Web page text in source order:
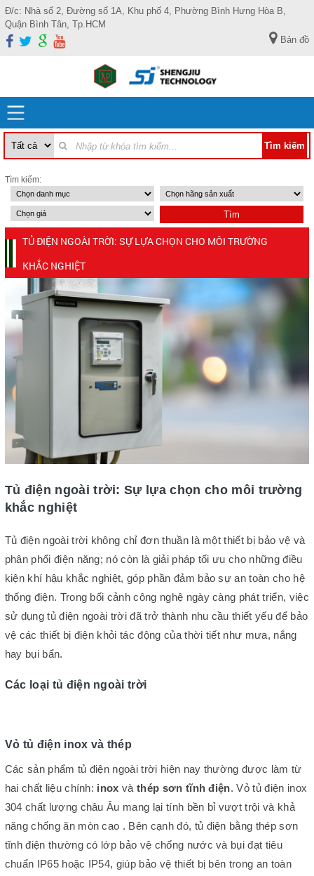
Đ/c: Nhà số 2, Đường số 1A, Khu phố 4, Phường Bình Hưng Hòa B,
Quận Bình Tân, Tp.HCM
Bản đồ
Tìm kiếm:
TỦ ĐIỆN NGOÀI TRỜI: SỰ LỰA CHỌN CHO MÔI TRƯỜNG
KHẮC NGHIỆT
Tủ điện ngoài trời: Sự lựa chọn cho môi trường
khắc nghiệt
Tủ điện ngoài trời không chỉ đơn thuần là một thiết bị bảo vệ và
phân phối điện năng; nó còn là giải pháp tối ưu cho những điều
kiện khí hậu khắc nghiệt, góp phần đảm bảo sự an toàn cho hệ
thống điện. Trong bối cảnh công nghệ ngày càng phát triển, việc
sử dụng tủ điện ngoài trời đã trở thành nhu cầu thiết yếu để bảo
vệ các thiết bị điện khỏi tác động của thời tiết như mưa, nắng
hay bụi bẩn.
Các loại tủ điện ngoài trời
Vỏ tủ điện inox và thép
Các sản phẩm tủ điện ngoài trời hiện nay thường được làm từ
hai chất liệu chính: inox vàthép sơn tĩnh điện. Vỏ tủ điện inox
304 chất lượng châu Âu mang lại tính bền bỉ vượt trội và khả
năng chống ăn mòn cao . Bên cạnh đó, tủ điện bằng thép sơn
tĩnh điện thường có lớp bảo vệ chống nước và bụi đạt tiêu
chuẩn IP65 hoặc IP54, giúp bảo vệ thiết bị bên trong an toàn